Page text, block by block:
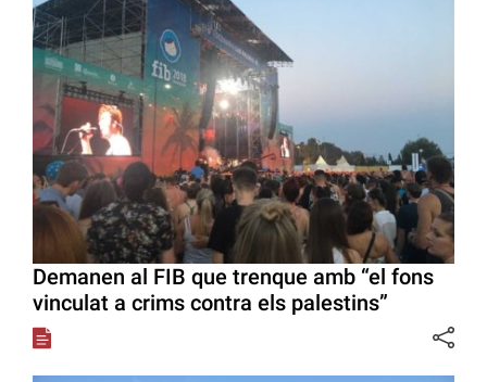
Demanen al FIB que trenque amb “el fons
vinculat a crims contra els palestins”